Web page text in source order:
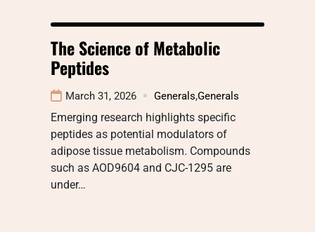
The Science of Metabolic
Peptides
March 31, 2026 Generals,Generals
Emerging research highlights specific
peptides as potential modulators of
adipose tissue metabolism. Compounds
such as AOD9604 and CJC-1295 are
under…